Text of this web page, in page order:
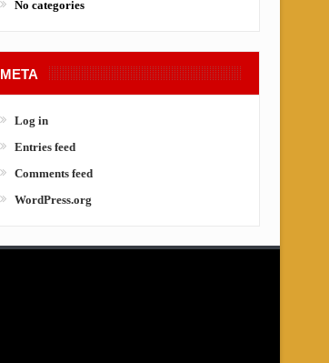
No categories
META
Log in
Entries feed
Comments feed
WordPress.org